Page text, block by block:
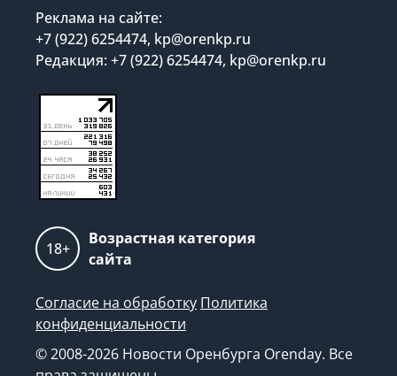
Реклама на сайте:
+7 (922) 6254474, kp@orenkp.ru
Редакция: +7 (922) 6254474, kp@orenkp.ru
18+
Возрастная категория
сайта
Согласие на обработку Политика
конфиденциальности
© 2008-2026 Новости Оренбурга Orenday. Все